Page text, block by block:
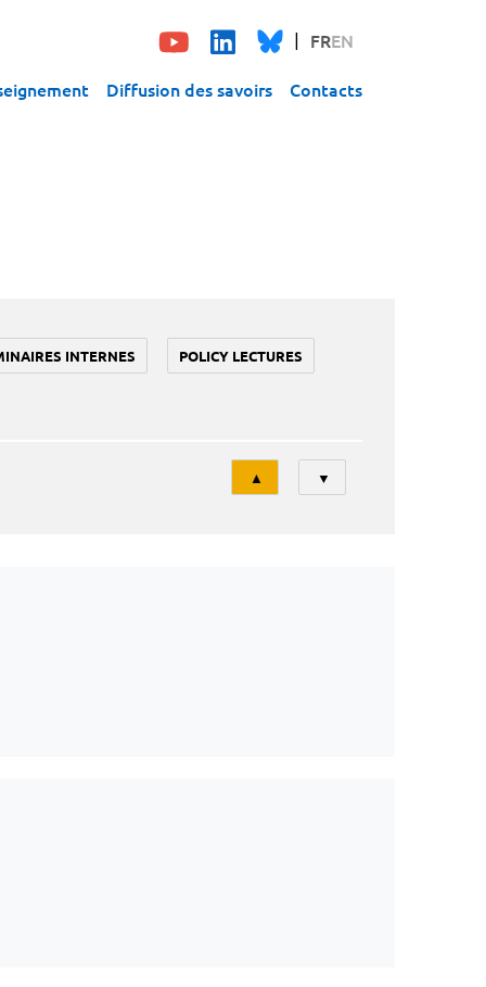
FREN
Diffusion des savoirs Contacts
INTERNES POLICY LECTURES
Tri
▲ ▼